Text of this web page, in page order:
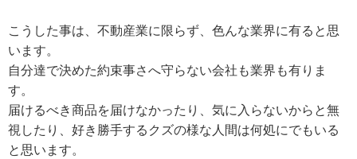
こうした事は、不動産業に限らず、色んな業界に有ると思
います。
自分達で決めた約束事さへ守らない会社も業界も有りま
す。
届けるべき商品を届けなかったり、気に入らないからと無
視したり、好き勝手するクズの様な人間は何処にでもいる
と思います。